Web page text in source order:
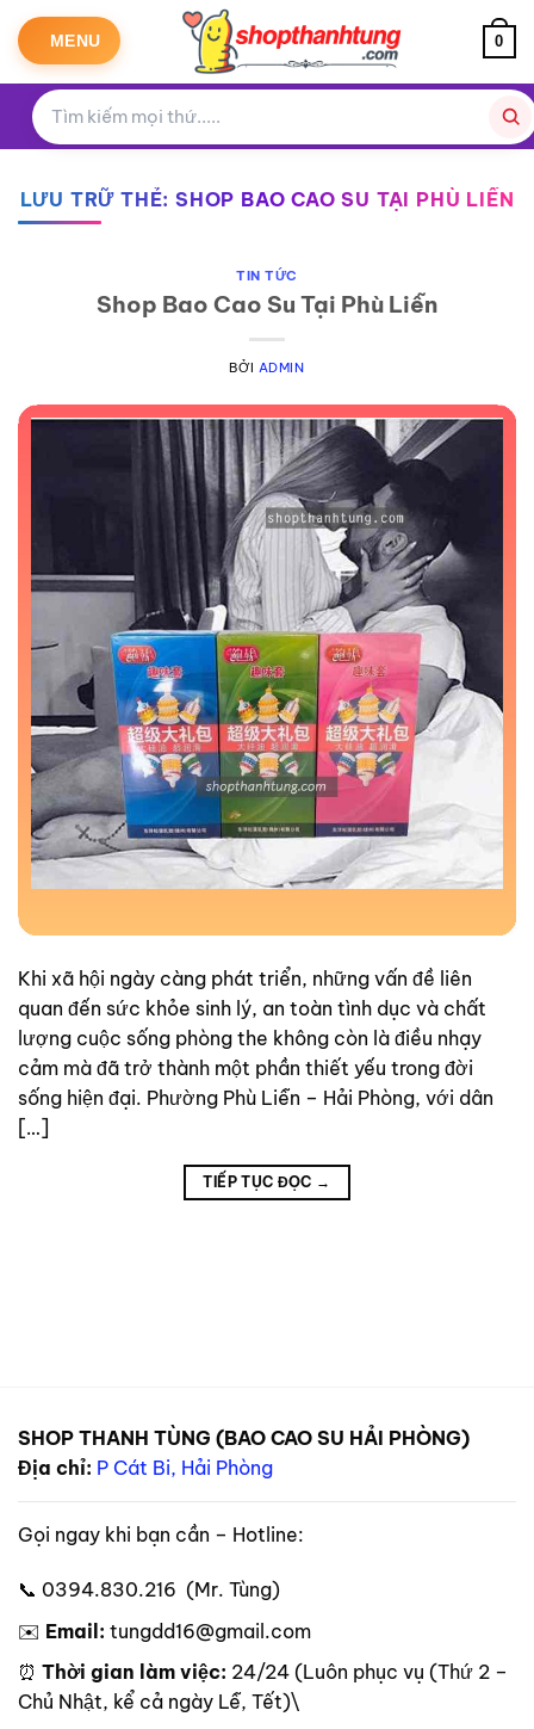
qua
dung
MENU 0
LƯU TRỮ THẺ: SHOP BAO CAO SU TẠI PHÙ LIỄN
TIN TỨC
Shop Bao Cao Su Tại Phù Liễn
BỞI ADMIN
Khi xã hội ngày càng phát triển, những vấn đề liên
quan đến sức khỏe sinh lý, an toàn tình dục và chất
lượng cuộc sống phòng the không còn là điều nhạy
cảm mà đã trở thành một phần thiết yếu trong đời
sống hiện đại. Phường Phù Liễn – Hải Phòng, với dân
[…]
TIẾP TỤC ĐỌC →
SHOP THANH TÙNG (BAO CAO SU HẢI PHÒNG)
Địa chỉ: P Cát Bi, Hải Phòng
Gọi ngay khi bạn cần – Hotline:
📞 0394.830.216 (Mr. Tùng)
✉️ Email: tungdd16@gmail.com
⏰ Thời gian làm việc: 24/24 (Luôn phục vụ (Thứ 2 –
Chủ Nhật, kể cả ngày Lễ, Tết)\